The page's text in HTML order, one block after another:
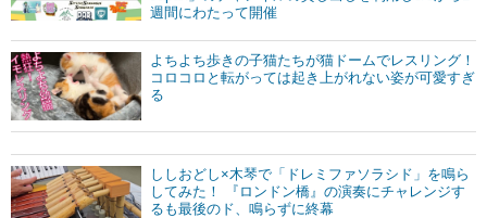
週間にわたって開催
よちよち歩きの子猫たちが猫ドームでレスリング！
コロコロと転がっては起き上がれない姿が可愛すぎ
る
ししおどし×木琴で「ドレミファソラシド」を鳴ら
してみた！ 『ロンドン橋』の演奏にチャレンジす
るも最後のド、鳴らずに終幕